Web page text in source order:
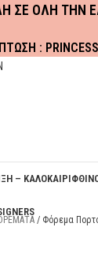
ΣΕ ΟΛΗ ΤΗΝ
:
– ΚΑΛΟΚΑΙΡΙ
Φόρεμα